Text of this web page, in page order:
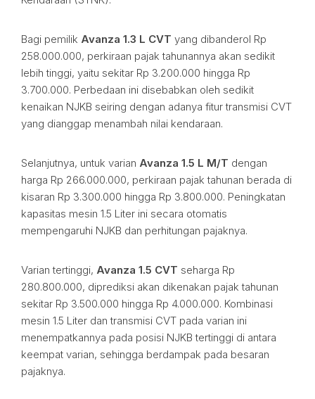
Bagi pemilik Avanza 1.3 L CVT yang dibanderol Rp
258.000.000, perkiraan pajak tahunannya akan sedikit
lebih tinggi, yaitu sekitar Rp 3.200.000 hingga Rp
3.700.000. Perbedaan ini disebabkan oleh sedikit
kenaikan NJKB seiring dengan adanya fitur transmisi CVT
yang dianggap menambah nilai kendaraan.
Selanjutnya, untuk varian Avanza 1.5 L M/T dengan
harga Rp 266.000.000, perkiraan pajak tahunan berada di
kisaran Rp 3.300.000 hingga Rp 3.800.000. Peningkatan
kapasitas mesin 1.5 Liter ini secara otomatis
mempengaruhi NJKB dan perhitungan pajaknya.
Varian tertinggi, Avanza 1.5 CVT seharga Rp
280.800.000, diprediksi akan dikenakan pajak tahunan
sekitar Rp 3.500.000 hingga Rp 4.000.000. Kombinasi
mesin 1.5 Liter dan transmisi CVT pada varian ini
menempatkannya pada posisi NJKB tertinggi di antara
keempat varian, sehingga berdampak pada besaran
pajaknya.